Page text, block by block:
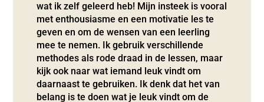
wat ik zelf geleerd heb! Mijn insteek is vooral
met enthousiasme en een motivatie les te
geven en om de wensen van een leerling
mee te nemen. Ik gebruik verschillende
methodes als rode draad in de lessen, maar
kijk ook naar wat iemand leuk vindt om
daarnaast te gebruiken. Ik denk dat het van
belang is te doen wat je leuk vindt om de